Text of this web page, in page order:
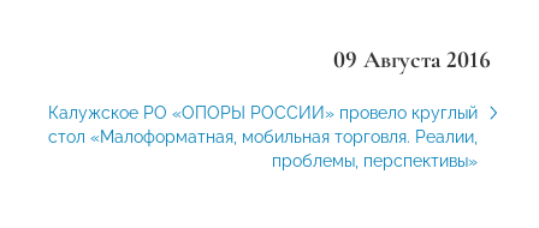
09 Августа 2016
Калужское РО «ОПОРЫ РОССИИ» провело круглый
стол «Малоформатная, мобильная торговля. Реалии,
проблемы, перспективы»